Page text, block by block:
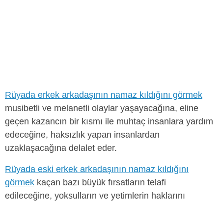
Rüyada erkek arkadaşının namaz kıldığını görmek
musibetli ve melanetli olaylar yaşayacağına, eline
geçen kazancın bir kısmı ile muhtaç insanlara yardım
edeceğine, haksızlık yapan insanlardan
uzaklaşacağına delalet eder.
Rüyada eski erkek arkadaşının namaz kıldığını
görmek kaçan bazı büyük fırsatların telafi
edileceğine, yoksulların ve yetimlerin haklarını